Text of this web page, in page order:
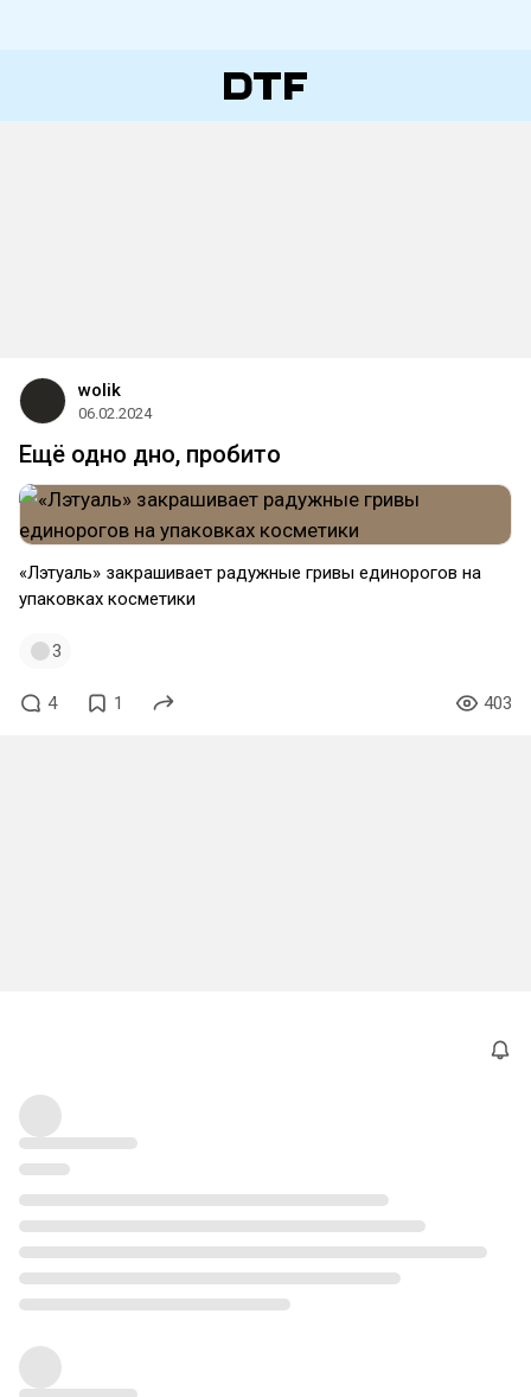
wolik
06.02.2024
Ещё одно дно, пробито
«Лэтуаль» закрашивает радужные гривы единорогов на
упаковках косметики
3
4 1 403